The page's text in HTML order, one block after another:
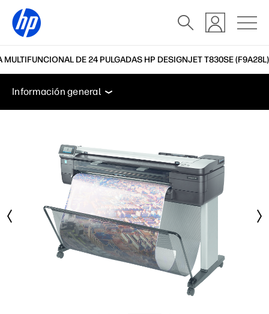
MULTIFUNCIONAL DE 24 PULGADAS HP DESIGNJET T830SE (F9A28L)
Información general Especificaciones
Accesorios
Información general
Especificaciones
Accesorios